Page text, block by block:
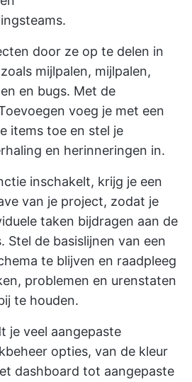
door ze op te delen in
mijlpalen, mijlpalen,
en bugs. Met de
voeg je met een
items toe en stel je
en herinneringen in.
inschakelt, krijg je een
van je project, zodat je
taken bijdragen aan de
Stel de basislijnen van een
te blijven en raadpleeg
problemen en urenstaten
te houden.
je veel aangepaste
opties, van de kleur
dashboard tot aangepaste